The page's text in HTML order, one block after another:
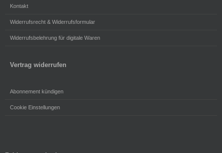
Kontakt
Widerrufsrecht & Widerrufsformular
Widerrufsbelehrung für digitale Waren
Vertrag widerrufen
Abonnement kündigen
Cookie Einstellungen